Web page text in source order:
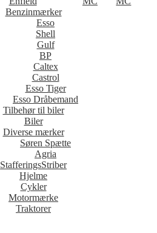
Benzinmærker
Esso
Shell
Gulf
BP
Caltex
Castrol
Esso Tiger
Esso Dråbemand
Tilbehør til biler
Biler
Diverse mærker
Søren Spætte
Agria
StafferingsStriber
Hjelme
Cykler
Motormærke
Traktorer